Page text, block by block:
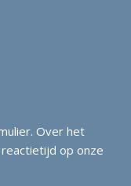
Over het
op onze